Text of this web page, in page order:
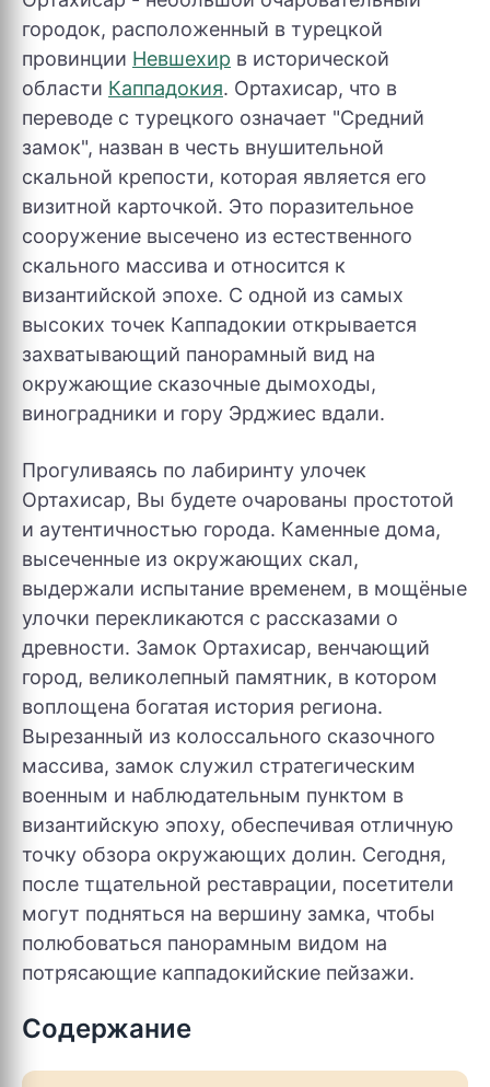
городок, расположенный в турецкой
провинции Невшехир в исторической
области Каппадокия. Ортахисар, что в
переводе с турецкого означает "Средний
замок", назван в честь внушительной
скальной крепости, которая является его
визитной карточкой. Это поразительное
сооружение высечено из естественного
скального массива и относится к
византийской эпохе. С одной из самых
высоких точек Каппадокии открывается
захватывающий панорамный вид на
окружающие сказочные дымоходы,
виноградники и гору Эрджиес вдали.
Прогуливаясь по лабиринту улочек
Ортахисар, Вы будете очарованы простотой
и аутентичностью города. Каменные дома,
высеченные из окружающих скал,
выдержали испытание временем, в мощёные
улочки перекликаются с рассказами о
древности. Замок Ортахисар, венчающий
город, великолепный памятник, в котором
воплощена богатая история региона.
Вырезанный из колоссального сказочного
массива, замок служил стратегическим
военным и наблюдательным пунктом в
византийскую эпоху, обеспечивая отличную
точку обзора окружающих долин. Сегодня,
после тщательной реставрации, посетители
могут подняться на вершину замка, чтобы
полюбоваться панорамным видом на
потрясающие каппадокийские пейзажи.
Содержание